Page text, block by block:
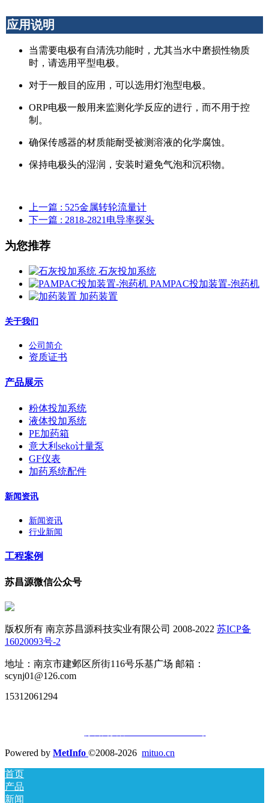
应用说明
当需要电极有自清洗功能时，尤其当水中磨损性物质
时，请选用平型电极。
对于一般目的应用，可以选用灯泡型电极。
ORP电极一般用来监测化学反应的进行，而不用于控
制。
确保传感器的材质能耐受被测溶液的化学腐蚀。
保持电极头的湿润，安装时避免气泡和沉积物。
上一篇 : 525金属转轮流量计
下一篇 : 2818-2821电导率探头
为您推荐
石灰投加系统
PAMPAC投加装置-泡药机
加药装置
关于我们
公司简介
资质证书
产品展示
粉体投加系统
液体投加系统
PE加药箱
意大利seko计量泵
GF仪表
加药系统配件
新闻资讯
新闻资讯
行业新闻
工程案例
苏昌源微信公众号
版权所有 南京苏昌源科技实业有限公司 2008-2022 苏ICP备
16020093号-2
地址：南京市建邺区所街116号乐基广场 邮箱：
scynj01@126.com
15312061294
Powered by MetInfo ©2008-2026 mituo.cn
首页
产品
新闻